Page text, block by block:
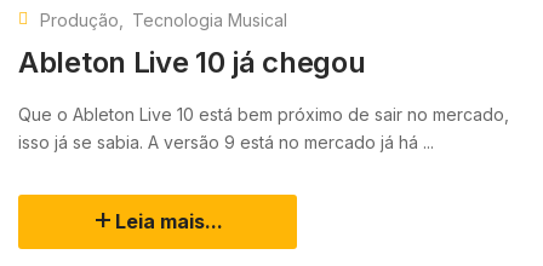
Produção
Tecnologia Musical
Ableton Live 10 já chegou
Que o Ableton Live 10 está bem próximo de sair no mercado,
isso já se sabia. A versão 9 está no mercado já há ...
Leia mais...